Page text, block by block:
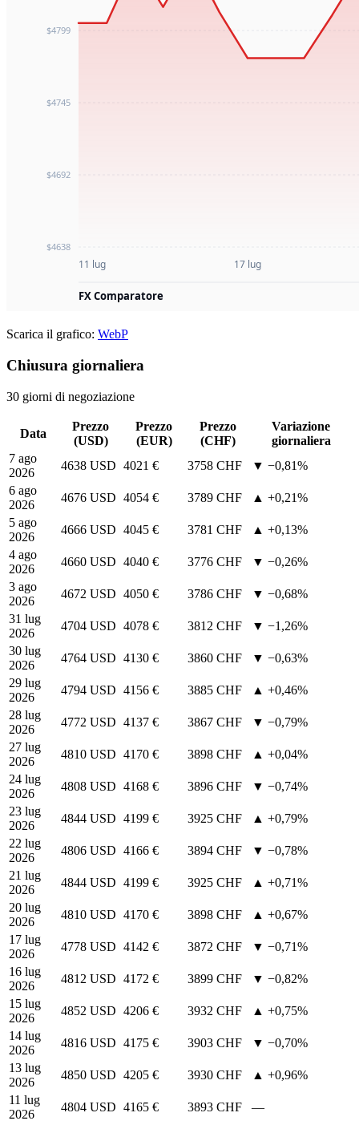
Scarica il grafico: WebP
Chiusura giornaliera
30 giorni di negoziazione
Data
Prezzo
(USD)
Prezzo
(EUR)
Prezzo
(CHF)
Variazione
giornaliera
7 ago
2026
4638 USD 4021 € 3758 CHF
▼ −0,81%
6 ago
2026
4676 USD 4054 € 3789 CHF
▲ +0,21%
5 ago
2026
4666 USD 4045 € 3781 CHF
▲ +0,13%
4 ago
2026
4660 USD 4040 € 3776 CHF
▼ −0,26%
3 ago
2026
4672 USD 4050 € 3786 CHF
▼ −0,68%
31 lug
2026
4704 USD 4078 € 3812 CHF
▼ −1,26%
30 lug
2026
4764 USD 4130 € 3860 CHF
▼ −0,63%
29 lug
2026
4794 USD 4156 € 3885 CHF
▲ +0,46%
28 lug
2026
4772 USD 4137 € 3867 CHF
▼ −0,79%
27 lug
2026
4810 USD 4170 € 3898 CHF
▲ +0,04%
24 lug
2026
4808 USD 4168 € 3896 CHF
▼ −0,74%
23 lug
2026
4844 USD 4199 € 3925 CHF
▲ +0,79%
22 lug
2026
4806 USD 4166 € 3894 CHF
▼ −0,78%
21 lug
2026
4844 USD 4199 € 3925 CHF
▲ +0,71%
20 lug
2026
4810 USD 4170 € 3898 CHF
▲ +0,67%
17 lug
2026
4778 USD 4142 € 3872 CHF
▼ −0,71%
16 lug
2026
4812 USD 4172 € 3899 CHF
▼ −0,82%
15 lug
2026
4852 USD 4206 € 3932 CHF
▲ +0,75%
14 lug
2026
4816 USD 4175 € 3903 CHF
▼ −0,70%
13 lug
2026
4850 USD 4205 € 3930 CHF
▲ +0,96%
11 lug
2026
4804 USD 4165 € 3893 CHF —